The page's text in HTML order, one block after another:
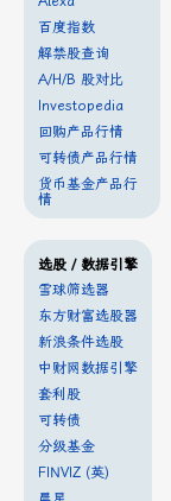
百度指数
解禁股查询
A/H/B 股对比
Investopedia
回购产品行情
可转债产品行情
货币基金产品行
情
选股 / 数据引擎
雪球筛选器
东方财富选股器
新浪条件选股
中财网数据引擎
套利股
可转债
分级基金
FINVIZ (英)